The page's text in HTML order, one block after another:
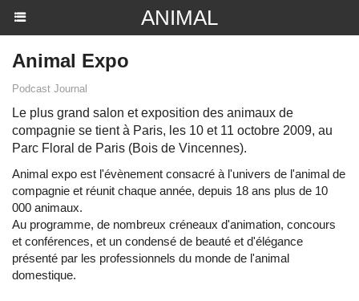
ANIMAL
Animal Expo
Podcast Journal
Le plus grand salon et exposition des animaux de
compagnie se tient à Paris, les 10 et 11 octobre 2009, au
Parc Floral de Paris (Bois de Vincennes).
Animal expo est l'évènement consacré à l'univers de l'animal de
compagnie et réunit chaque année, depuis 18 ans plus de 10
000 animaux.
Au programme, de nombreux créneaux d'animation, concours
et conférences, et un condensé de beauté et d'élégance
présenté par les professionnels du monde de l'animal
domestique.